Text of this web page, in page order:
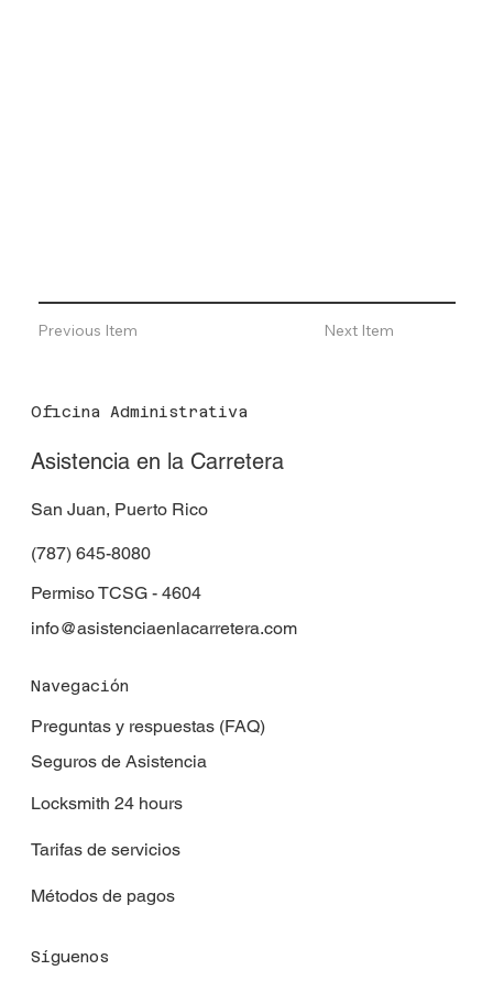
Previous Item Next Item
Oficina Administrativa
Asistencia en la Carretera
Permiso TCSG - 4604
San Juan, Puerto Rico
(787) 645-8080
info@asistenciaenlacarretera.com
Navegación
Preguntas y respuestas (FAQ)
Seguros de Asistencia
Locksmith 24 hours
Tarifas de servicios
Métodos de pagos
Síguenos